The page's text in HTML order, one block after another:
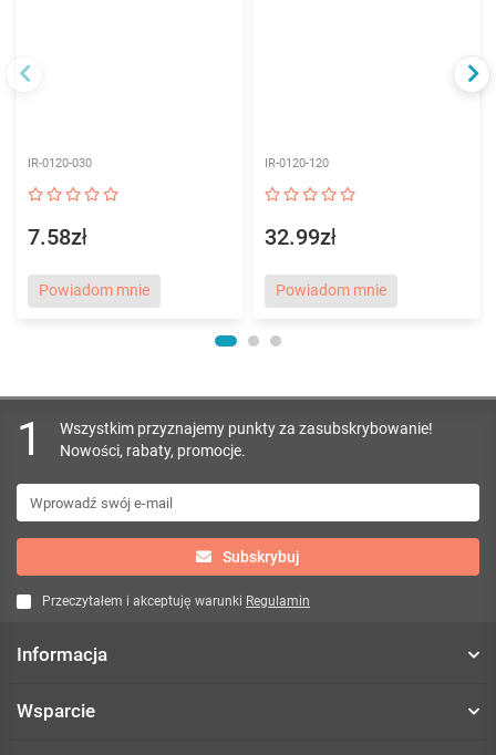
IR-0120-030
7.58zł
Powiadom mnie
IR-0120-120
32.99zł
Powiadom mnie
1
Wszystkim przyznajemy punkty za zasubskrybowanie!
Nowości, rabaty, promocje.
Subskrybuj
Przeczytałem i akceptuję warunki Regulamin
Informacja
Wsparcie